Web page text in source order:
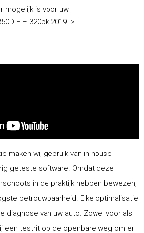
mogelijk is voor uw
E – 320pk 2019 ->
maken wij gebruik van in-house
geteste software. Omdat deze
in de praktijk hebben bewezen,
betrouwbaarheid. Elke optimalisatie
diagnose van uw auto. Zowel voor als
een testrit op de openbare weg om er